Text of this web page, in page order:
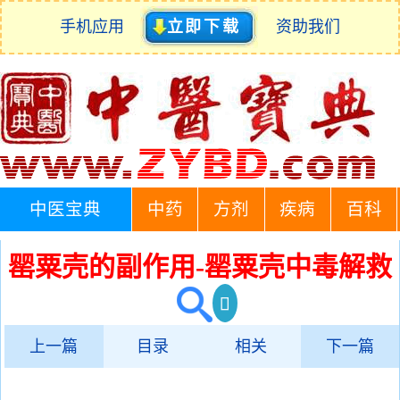
手机应用 立即下载 资助我们
中医宝典 中药 方剂 疾病 百科
罂粟壳的副作用-罂粟壳中毒解救
上一篇 目录 相关 下一篇